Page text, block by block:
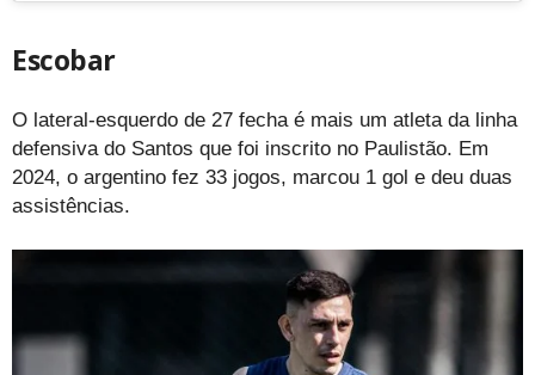
Escobar
O lateral-esquerdo de 27 fecha é mais um atleta da linha
defensiva do Santos que foi inscrito no Paulistão. Em
2024, o argentino fez 33 jogos, marcou 1 gol e deu duas
assistências.